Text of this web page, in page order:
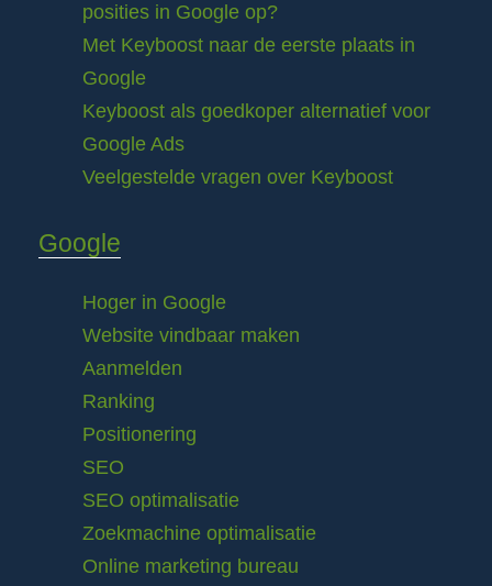
posities in Google op?
Met Keyboost naar de eerste plaats in
Google
Keyboost als goedkoper alternatief voor
Google Ads
Veelgestelde vragen over Keyboost
Google
Hoger in Google
Website vindbaar maken
Aanmelden
Ranking
Positionering
SEO
SEO optimalisatie
Zoekmachine optimalisatie
Online marketing bureau